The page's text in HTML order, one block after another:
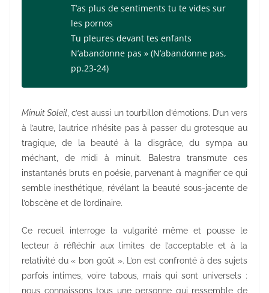
T’as plus de sentiments tu te vides sur
les pornos
Tu pleures devant tes enfants
N’abandonne pas » (N’abandonne pas,
pp.23-24)
Minuit Soleil , c’est aussi un tourbillon d’émotions. D’un vers
à l’autre, l’autrice n’hésite pas à passer du grotesque au
tragique, de la beauté à la disgrâce, du sympa au
méchant, de midi à minuit. Balestra transmute ces
instantanés bruts en poésie, parvenant à magnifier ce qui
semble inesthétique, révélant la beauté sous-jacente de
l’obscène et de l’ordinaire.
Ce recueil interroge la vulgarité même et pousse le
lecteur à réfléchir aux limites de l’acceptable et à la
relativité du « bon goût ». L’on est confronté à des sujets
parfois intimes, voire tabous, mais qui sont universels :
nous connaissons tous une personne qui ressemble de